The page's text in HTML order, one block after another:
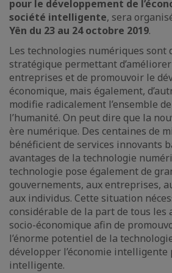
pour le développement de
société intelligente, sera
Yên du 23 au 24 octobre 2019.
Les technologies numériques sont
stratégique permettant
entreprises et de promouvoir le
économique, mais également,
modifie radicalement l’ensemble
l’humanité. On peut dire que la
ère numérique. Des centaines de
bénéficient de services innovants
avantages de la technologie
technologie pose également de
gouvernements, aux entreprises,
aux individus. Cette situation
considérable de la part de tous les
socio-économique afin de
l’énorme potentiel de la
développer l’économie intelligente
intelligente.